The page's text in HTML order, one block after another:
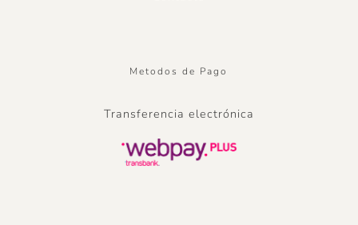
Metodos de Pago
Transferencia electrónica